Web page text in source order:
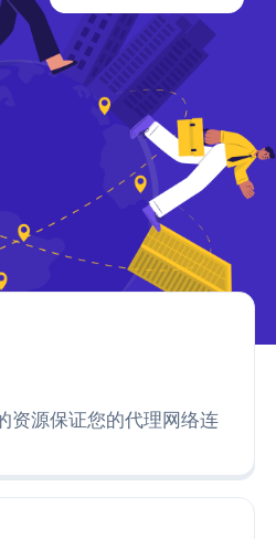
资源保证您的代理网络连